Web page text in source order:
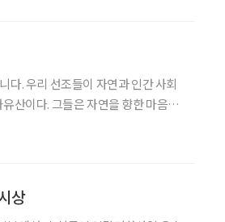
산이다. 그들은 자연을 향한 마음을
상